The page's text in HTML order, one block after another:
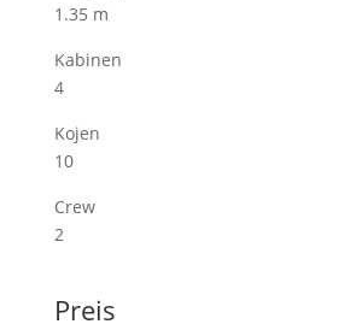
1.35 m
Kabinen
4
Kojen
10
Crew
2
Preis